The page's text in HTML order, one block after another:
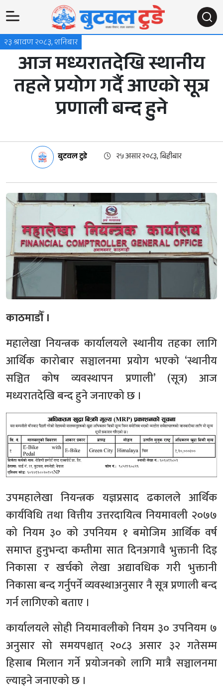
२३ श्रावण २०८३, शनिबार
आज मध्यरातदेखि स्थानीय
तहले प्रयोग गर्दै आएको सूत्र
प्रणाली बन्द हुने
बुटवल टुडे २५ असार २०८३, बिहीबार
काठमाडौँ ।
महालेखा नियन्त्रक कार्यालयले स्थानीय तहका लागि
आर्थिक कारोबार सञ्चालनमा प्रयोग भएको ‘स्थानीय
सञ्चित कोष व्यवस्थापन प्रणाली’ (सूत्र) आज
मध्यरातदेखि बन्द हुने जनाएको छ ।
उपमहालेखा नियन्त्रक यज्ञप्रसाद ढकालले आर्थिक
कार्यविधि तथा वित्तीय उत्तरदायित्व नियमावली २०७७
को नियम ३० को उपनियम १ बमोजिम आर्थिक वर्ष
समाप्त हुनुभन्दा कम्तीमा सात दिनअगावै भुक्तानी दिइ
निकासा र खर्चको लेखा अद्यावधिक गरी भुक्तानी
निकासा बन्द गर्नुपर्ने व्यवस्थाअनुसार नै सूत्र प्रणाली बन्द
गर्न लागिएको बताए ।
कार्यालयले सोही नियमावलीको नियम ३० उपनियम ७
अनुसार सो समयपश्चात् २०८३ असार ३२ गतेसम्म
हिसाब मिलान गर्ने प्रयोजनको लागि मात्रै सञ्चालनमा
ल्याइने जनाएको छ ।